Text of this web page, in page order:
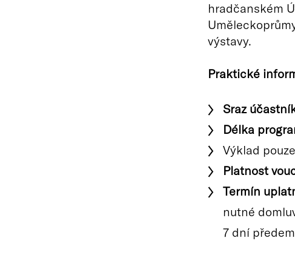
hradčanském
výstavy.
Praktické
Sraz
Délka
Výklad
Platnost
Termín
nutné
7 dní